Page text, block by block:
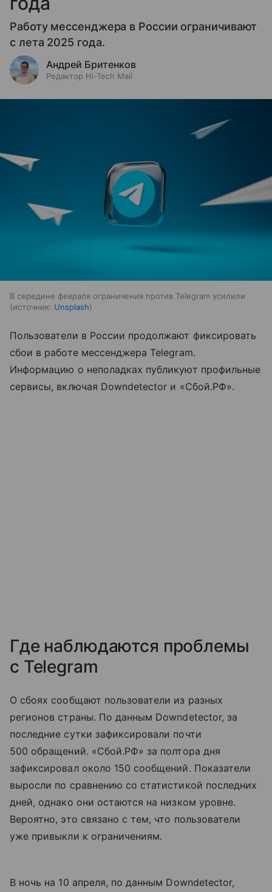
Работу мессенджера в России ограничивают
с лета 2025 года.
Андрей Бритенков
Редактор Hi-Tech Mail
В середине февраля ограничения против Telegram усилили
источник: Unsplash
Пользователи в России продолжают фиксировать
сбои в работе мессенджера Telegram.
Информацию о неполадках публикуют профильные
сервисы, включая Downdetector и «Сбой.РФ».
Где наблюдаются проблемы
с Telegram
О сбоях сообщают пользователи из разных
регионов страны. По данным Downdetector, за
последние сутки зафиксировали почти
500 обращений. «Сбой.РФ» за полтора дня
зафиксировал около 150 сообщений. Показатели
выросли по сравнению со статистикой последних
дней, однако они остаются на низком уровне.
Вероятно, это связано с тем, что пользователи
уже привыкли к ограничениям.
В ночь на 10 апреля, по данным Downdetector,